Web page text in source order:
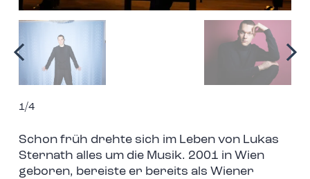
1/4
Schon früh drehte sich im Leben von Lukas
Sternath alles um die Musik. 2001 in Wien
geboren, bereiste er bereits als Wiener